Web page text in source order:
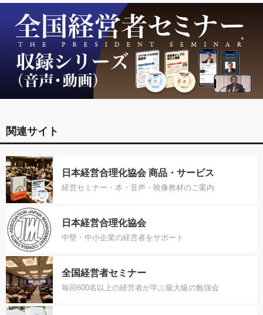
関連サイト
日本経営合理化協会 商品・サービス
経営セミナー・本・音声・映像教材のご案内
日本経営合理化協会
中堅・中小企業の経営者をサポート
全国経営者セミナー
毎回600名以上の経営者が学ぶ最大級の勉強会